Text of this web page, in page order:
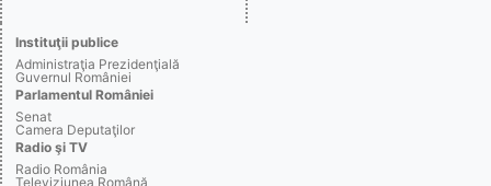
Instituţii publice
Administraţia Prezidenţială
Guvernul României
Parlamentul României
Senat
Camera Deputaţilor
Radio şi TV
Radio România
Televiziunea Română